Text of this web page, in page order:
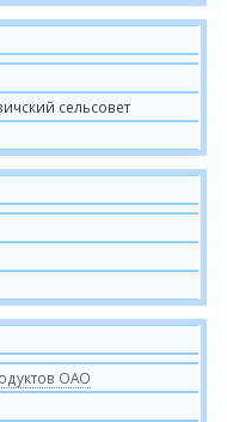
сельсовет
ОАО